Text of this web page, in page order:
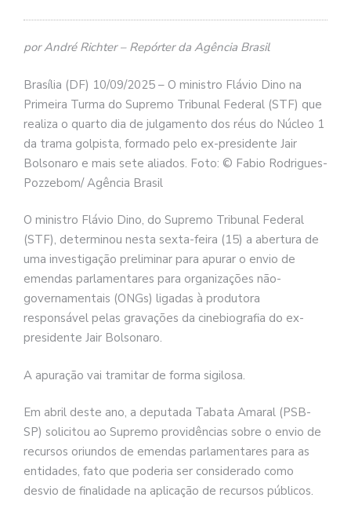
por André Richter – Repórter da Agência Brasil
Brasília (DF) 10/09/2025 – O ministro Flávio Dino na
Primeira Turma do Supremo Tribunal Federal (STF) que
realiza o quarto dia de julgamento dos réus do Núcleo 1
da trama golpista, formado pelo ex-presidente Jair
Bolsonaro e mais sete aliados. Foto: © Fabio Rodrigues-
Pozzebom/ Agência Brasil
O ministro Flávio Dino, do Supremo Tribunal Federal
(STF), determinou nesta sexta-feira (15) a abertura de
uma investigação preliminar para apurar o envio de
emendas parlamentares para organizações não-
governamentais (ONGs) ligadas à produtora
responsável pelas gravações da cinebiografia do ex-
presidente Jair Bolsonaro.
A apuração vai tramitar de forma sigilosa.
Em abril deste ano, a deputada Tabata Amaral (PSB-
SP) solicitou ao Supremo providências sobre o envio de
recursos oriundos de emendas parlamentares para as
entidades, fato que poderia ser considerado como
desvio de finalidade na aplicação de recursos públicos.